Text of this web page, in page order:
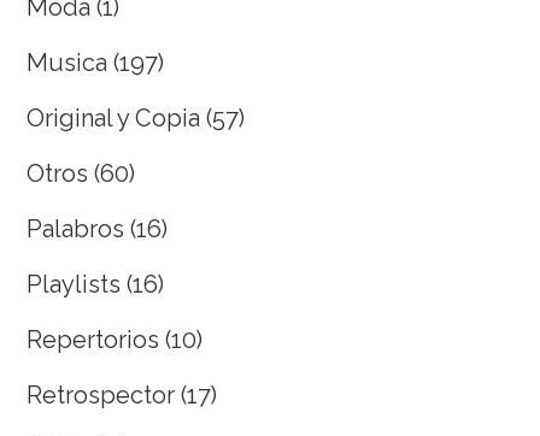
Moda (1)
Musica (197)
Original y Copia (57)
Otros (60)
Palabros (16)
Playlists (16)
Repertorios (10)
Retrospector (17)